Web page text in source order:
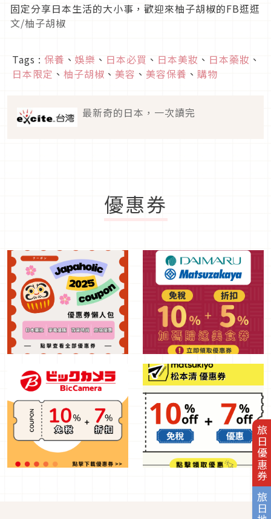
旅日優惠券
固定分享日本生活的大小事，歡迎來柚子胡椒的FB逛逛
文/柚子胡椒
Tags : 保養 、 娛樂 、 日本必買 、 日本美妝 、 日本藥妝 、
日本限定 、 柚子胡椒 、 美容 、 美容保養 、 購物
最新奇的日本，一次讀完
優惠券